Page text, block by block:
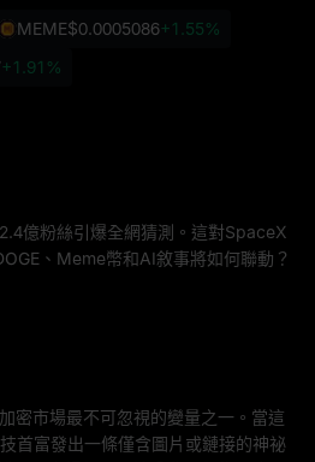
MEME$0.0005086+1.55%
+1.91%
億粉絲引爆全網猜測。這對SpaceX
、Meme幣和AI敘事將如何聯動？
密市場最不可忽視的變量之一。當這
首富發出一條僅含圖片或鏈接的神祕